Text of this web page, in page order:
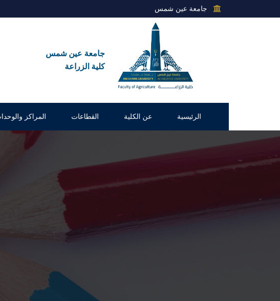
جامعة عين شمس
جامعة عين شمس
كلية الزراعة
الرئيسية عن الكلية القطاعات المراكز